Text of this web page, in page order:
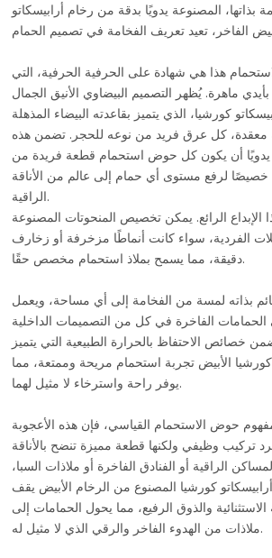
بذاتها، المصنوعة يدويًا بدقة من رخام أرابيسكاتو
هذا هي شهادة على الحرفية الحرفية، التي
ماهرة. يُظهر التصميم البيضاوي الأنيق الجمال
كورشيا، الذي يتميز بقاعدته البيضاء المذهلة
معقدة، كل عرق فريد من نوعه للحجر. تضمن هذه
يدويًا أن يكون كل حوض استحمام قطعة فريدة من
لرفع مستوى أي حمام إلى عالم من الأناقة
الراقية.
الرائع. يمكن تخصيص المنحوتات المصنوعة
الفردية، سواء كانت أنماطًا مزخرفة أو زخارف
دقيقة، مما يسمح بملاذ استحمام مخصص حقًا.
بذاته لمسة من الفخامة إلى أي مساحة، ويعمل
الحمامات الفاخرة في كل من التصميمات الداخلية
خصائص الاحتفاظ بالحرارة الطبيعية التي يتميز
كورشيا الأبيض تجربة استحمام مريحة وممتعة، مما
يوفر راحة واسترخاء لا مثيل لهما.
حوض الاستحمام القياسي، فإن هذه الأعجوبة
تركيب وظيفي ولكنها قطعة مميزة تنضح بالأناقة
الراقية أو الفنادق الفاخرة أو ملاذات السبا،
كورشيا المصنوع من الرخام الأبيض يقف
والذوق الرفيع، مما يحول الحمامات إلى
ملاذات من الهدوء الفاخر والرقي الذي لا مثيل له.